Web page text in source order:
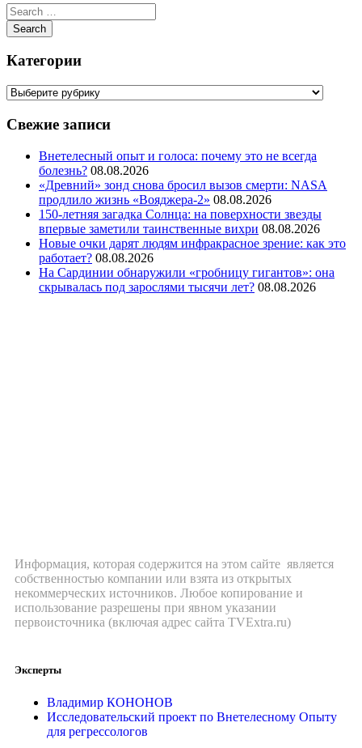
Категории
Свежие записи
Внетелесный опыт и голоса: почему это не всегда
болезнь? 08.08.2026
«Древний» зонд снова бросил вызов смерти: NASA
продлило жизнь «Вояджера-2» 08.08.2026
150-летняя загадка Солнца: на поверхности звезды
впервые заметили таинственные вихри 08.08.2026
Новые очки дарят людям инфракрасное зрение: как это
работает? 08.08.2026
На Сардинии обнаружили «гробницу гигантов»: она
скрывалась под зарослями тысячи лет? 08.08.2026
Информация, которая содержится на этом сайте является
собственностью компании или взята из открытых
некоммерческих источников. Любое копирование и
использование разрешены при явном указании
первоисточника (включая адрес сайта TVExtra.ru)
Эксперты
Владимир КОНОНОВ
Исследовательский проект по Внетелесному Опыту
для регрессологов